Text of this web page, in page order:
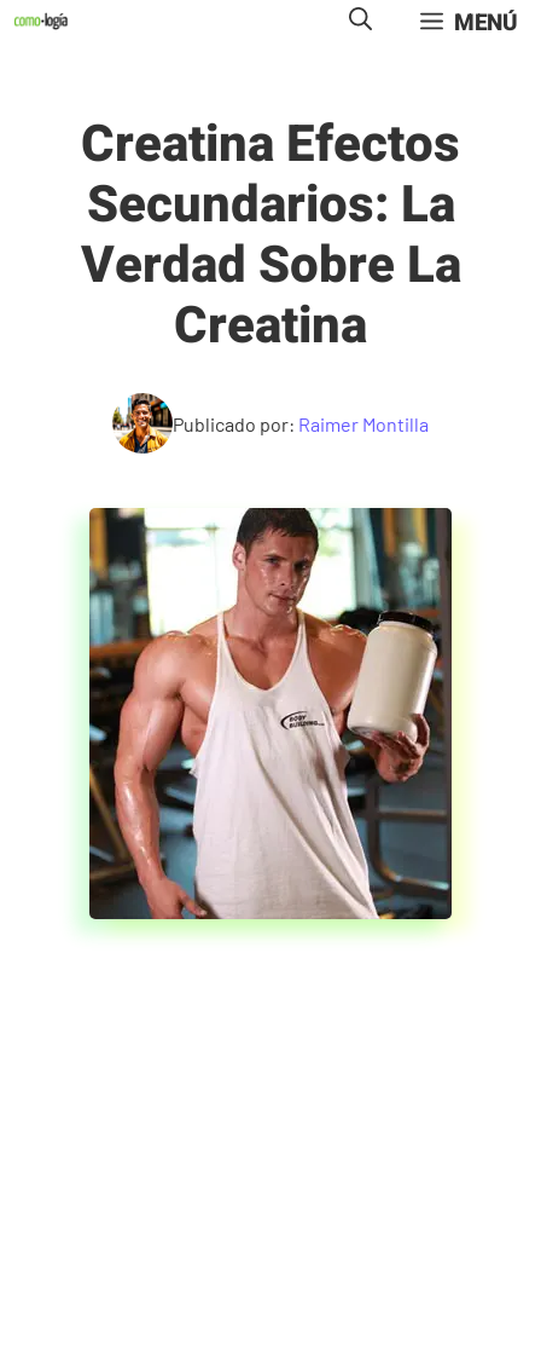
Saltar
MENÚ
Creatina Efectos
Secundarios: La
Verdad Sobre La
Creatina
Publicado por: Raimer Montilla